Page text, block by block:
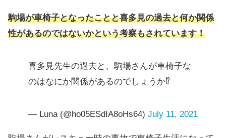
駒場が車椅子となったことと喜多見の過去と何か関係
性があるのではないかという考察もされています！
喜多見先生の過去と、駒場さんが車椅子な
のはなにか関係があるのでしょうか⁉️
— Luna (@ho05ESdIA8oHs64) July 11, 2021